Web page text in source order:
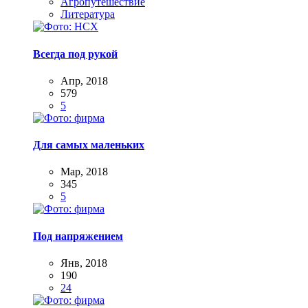
Литература
Всегда под рукой
Апр, 2018
579
5
Для самых маленьких
Мар, 2018
345
5
Под напряжением
Янв, 2018
190
24